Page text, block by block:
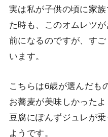
実は私が子供の頃に家
た時も、このオムレツ
前になるのですが、す
います。
こちらは6歳が選んだも
お蕎麦が美味しかった
豆腐にぽんずジュレが
ようです。